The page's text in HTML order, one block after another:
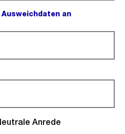
an
Anrede